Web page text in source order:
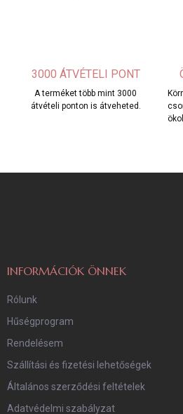
3000 ÁTVÉTELI PONT
A terméket több mint 3000
átvételi ponton is átveheted.
INFORMÁCIÓK ÖNNEK
Rólunk
Hűségprogram
Rendelésem
Szállítási és fizetési lehetőségek
Általános szerződési feltételek
Adatvédelmi szabályzat